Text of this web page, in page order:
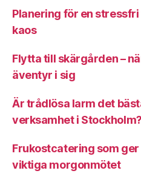
Planering för en
kaos
Flytta till skärgården –
äventyr i sig
Är trådlösa larm det
verksamhet i Stockholm?
Frukostcatering som
viktiga morgonmötet